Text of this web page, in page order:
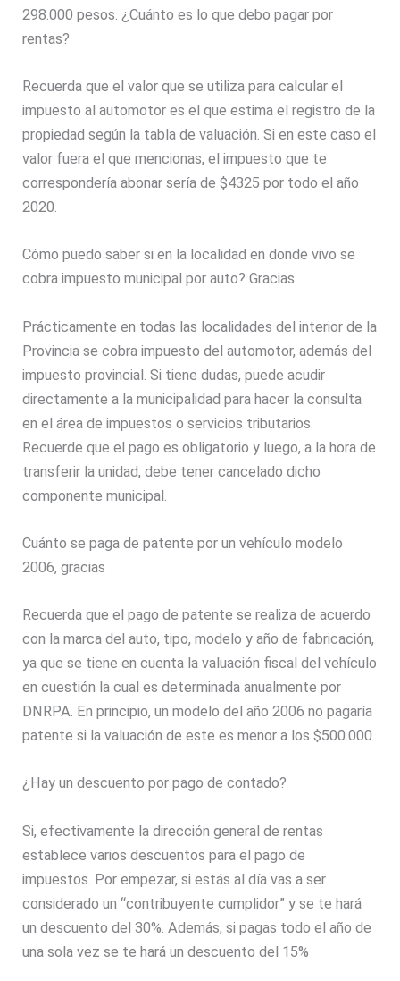
298.000 pesos. ¿Cuánto es lo que debo pagar por
rentas?
Recuerda que el valor que se utiliza para calcular el
impuesto al automotor es el que estima el registro de la
propiedad según la tabla de valuación. Si en este caso el
valor fuera el que mencionas, el impuesto que te
correspondería abonar sería de $4325 por todo el año
2020.
Cómo puedo saber si en la localidad en donde vivo se
cobra impuesto municipal por auto? Gracias
Prácticamente en todas las localidades del interior de la
Provincia se cobra impuesto del automotor, además del
impuesto provincial. Si tiene dudas, puede acudir
directamente a la municipalidad para hacer la consulta
en el área de impuestos o servicios tributarios.
Recuerde que el pago es obligatorio y luego, a la hora de
transferir la unidad, debe tener cancelado dicho
componente municipal.
Cuánto se paga de patente por un vehículo modelo
2006, gracias
Recuerda que el pago de patente se realiza de acuerdo
con la marca del auto, tipo, modelo y año de fabricación,
ya que se tiene en cuenta la valuación fiscal del vehículo
en cuestión la cual es determinada anualmente por
DNRPA. En principio, un modelo del año 2006 no pagaría
patente si la valuación de este es menor a los $500.000.
¿Hay un descuento por pago de contado?
Si, efectivamente la dirección general de rentas
establece varios descuentos para el pago de
impuestos. Por empezar, si estás al día vas a ser
considerado un “contribuyente cumplidor” y se te hará
un descuento del 30%. Además, si pagas todo el año de
una sola vez se te hará un descuento del 15%